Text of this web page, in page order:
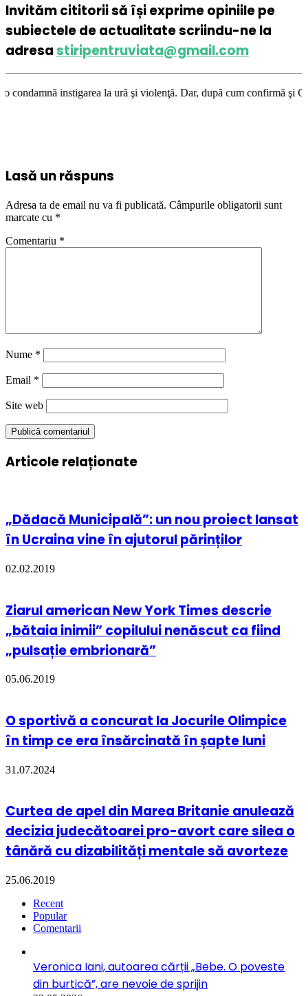
Invităm cititorii să își exprime opiniile pe
subiectele de actualitate scriindu-ne la
adresastiripentruviata@gmail.com
instigarea la ură şi violenţă. Dar, după cum confirmă şi CEDO în
Lasă un răspuns
Adresa ta de email nu va fi publicată. Câmpurile obligatorii sunt
marcate cu *
Comentariu *
Nume *
Email *
Site web
Articole relaționate
„Dădacă Municipală”: un nou proiect lansat
în Ucraina vine în ajutorul părinților
02.02.2019
Ziarul american New York Times descrie
„bătaia inimii” copilului nenăscut ca fiind
„pulsație embrionară”
05.06.2019
O sportivă a concurat la Jocurile Olimpice
în timp ce era însărcinată în șapte luni
31.07.2024
Curtea de apel din Marea Britanie anulează
decizia judecătoarei pro-avort care silea o
tânără cu dizabilități mentale să avorteze
25.06.2019
Recent
Popular
Comentarii
Veronica Iani, autoarea cărții „Bebe. O poveste
din burtică”, are nevoie de sprijin